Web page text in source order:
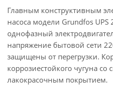
Главным конструктивным
насоса модели Grundfos UPS
однофазный
напряжение бытовой сети
защищены от перегрузки.
коррозиестойкого чугуна
лакокрасочным покрытием.